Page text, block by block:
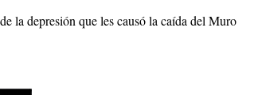
la depresión que les causó la caída del Muro